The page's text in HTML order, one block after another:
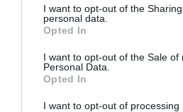
I want to opt-out of the
personal data.
Opted In
I want to opt-out of the Sale of
Personal Data.
Opted In
I want to opt-out of processing
2Playbook
La Final Four de la